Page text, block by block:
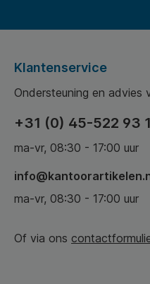
Klantenservice
Ondersteuning en advies
+31 (0) 45-522 93
ma-vr, 08:30 - 17:00 uur
ma-vr, 08:30 - 17:00 uur
Of via ons